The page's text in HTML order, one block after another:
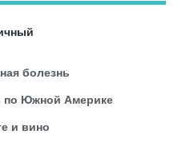
болезнь
по Южной Америке
и вино